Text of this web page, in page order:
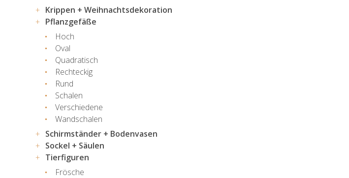
Krippen + Weihnachtsdekoration
Pflanzgefäße
Hoch
Oval
Quadratisch
Rechteckig
Rund
Schalen
Verschiedene
Wandschalen
Schirmständer + Bodenvasen
Sockel + Säulen
Tierfiguren
Frösche